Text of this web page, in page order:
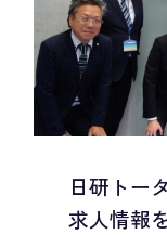
日研トー
求人情報